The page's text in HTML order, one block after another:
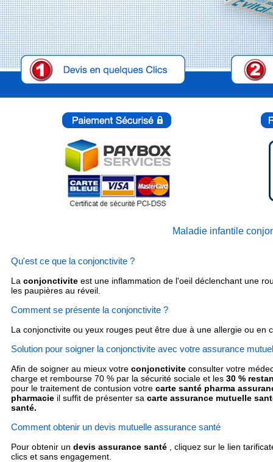
Maladie infantile
Qu'est ce que la conjonctivite ?
La conjonctivite est une inflammation de l'oeil déclenchant une
les paupières au réveil.
Comment se présente la conjonctivite ?
La conjonctivite ou yeux rouges peut être due à une allergie ou
Solution pour soigner la conjonctivite avec votre assurance
Afin de soigner au mieux votre conjonctivite consulter votre
charge et rembourse 70 % par la sécurité sociale et les 30 %
pour le traitement de contusion votre carte santé pharma
pharmacie il suffit de présenter sa carte assurance mutuelle
santé.
Comment obtenir un devis mutuelle assurance santé
Pour obtenir un devis assurance santé
, cliquez sur le lien
clics et sans engagement.